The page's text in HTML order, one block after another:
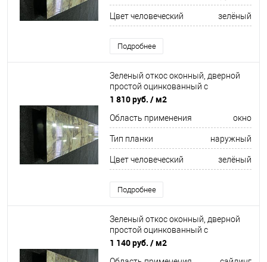
Цвет человеческий зелёный
Подробнее
Зеленый откос оконный, дверной
простой оцинкованный c
порошковым покрытием 0,7мм
1 810 руб. / м2
Область применения окно
Тип планки наружный
Цвет человеческий зелёный
Подробнее
Зеленый откос оконный, дверной
простой оцинкованный c
порошковым покрытием 0,5мм RAL
1 140 руб. / м2